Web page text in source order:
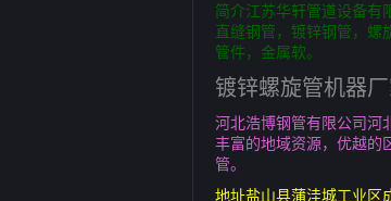
简介江苏华轩管道设备有
直缝钢管，镀锌钢管，螺
管件，金属软。
镀锌螺旋管机器
河北浩博钢管有限公司河
丰富的地域资源，优越的
管。
地址盐山县蒲洼城工业区